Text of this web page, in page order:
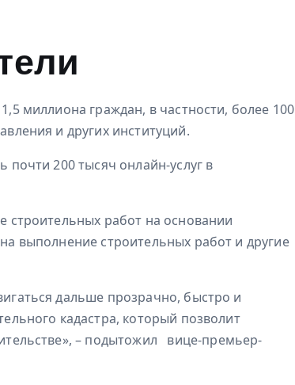
миллиона граждан, в частности, более 100
и других институций.
почти 200 тысяч онлайн-услуг в
строительных работ на основании
выполнение строительных работ и другие
дальше прозрачно, быстро и
кадастра, который позволит
– подытожил
вице-премьер-